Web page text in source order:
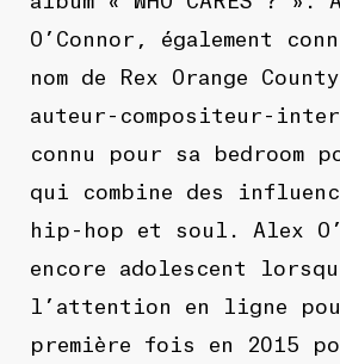
O’Connor, également
nom de Rex Orange
auteur-compositeur-
connu pour sa bedroom
qui combine des
hip-hop et soul. Alex
encore adolescent
l’attention en ligne
première fois en 2015